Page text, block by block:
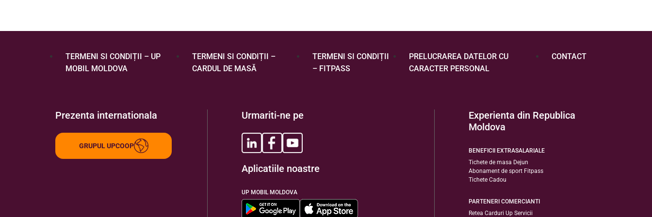
TERMENI SI CONDIȚII – UP
MOBIL MOLDOVA
TERMENI SI CONDIȚII –
CARDUL DE MASĂ
TERMENI SI CONDIȚII
– FITPASS
PRELUCRAREA DATELOR CU
CARACTER PERSONAL
CONTACT
Prezenta internationala
GRUPUL UPCOOP
Urmariti-ne pe
Aplicatiile noastre
UP MOBIL MOLDOVA
Experienta din Republica
Moldova
BENEFICII EXTRASALARIALE
Tichete de masa Dejun
Abonament de sport Fitpass
Tichete Cadou
PARTENERI COMERCIANTI
Retea Carduri Up Servicii